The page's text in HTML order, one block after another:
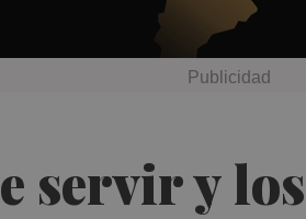
servir y